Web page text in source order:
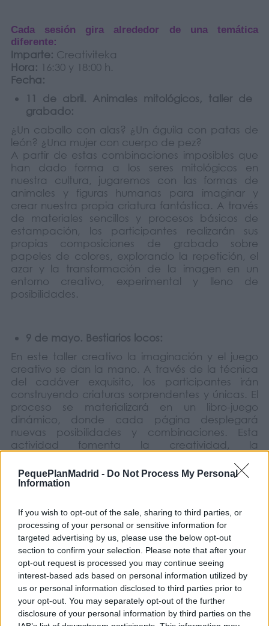
PequePlanMadrid - Do Not Process My Personal
Information
If you wish to opt-out of the sale, sharing to third parties, or
processing of your personal or sensitive information for
targeted advertising by us, please use the below opt-out
section to confirm your selection. Please note that after your
opt-out request is processed you may continue seeing
interest-based ads based on personal information utilized by
us or personal information disclosed to third parties prior to
your opt-out. You may separately opt-out of the further
disclosure of your personal information by third parties on the
Cada sesión gira alrededor de una temática
diferente:
Imparte: Creativiteka
Hora: 16:30 y 18:00 h.
Fecha:
11 de abril . Animales mitológicos, taller de
grabado:
¿Un caballo con alas? ¿Un águila con patas de
león? ¿Una mujer con cuerpo de pez?
A partir de estas combinaciones imposibles que
han dado forma a los seres mitológicos en
nuestra cultura, jugaremos con las formas de
animales y figuras humanas para imaginar y
crear nuestra propia criatura fantástica. A través
de materiales sencillos y procesos básicos de
estampación, los participantes realizarán sus
propias composiciones de grabado sobre
papeles de colores, explorando la repetición, el
azar y la transformación de la imagen en un
entorno creativo, experimental y lleno de
posibilidades.
9 de mayo. Bestiarios locos:
En este taller creativo la imaginación y el juego
creativo se dan la mano. A través de la técnica
del cadáver exquisito, los participantes irán
construyendo criaturas sorprendentes y únicas. El
proceso se materializará en un libro-juego
dinámico, donde cada página desplegará
nuevas posibilidades y combinaciones. Esta
actividad fomenta la creatividad, la
explorar el dibujo desde la sorpresa y la libertad.
13 de junio. El Tótem mágico:
Este taller artístico está inspirado en diversas
tradiciones culturales del mundo, donde los
animales han sido utilizados como símbolos para
representar valores, identidades y vínculos
familiares. A lo largo de la actividad, los
participantes crearán su propio tótem,
imaginando una historia personal a través de
figuras animales que encarnen cualidades como